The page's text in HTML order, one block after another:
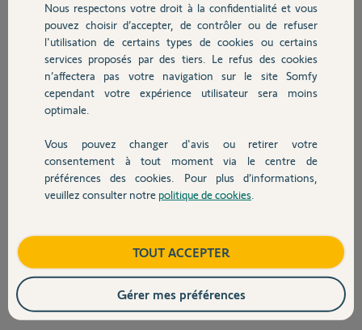
Chauffage
Autres produits
Devis avec un pro
Contact
PHILIPPE T.
il y a plus d'un an
Participer au fil de discussion
Réponses
Bonjour
le remplacer par un moteur filaire.
Jean-Luc B. il y a plus d'un an
Nous respectons votre droit à la confidentialité et vous
pouvez choisir d’accepter, de contrôler ou de refuser
l'utilisation de certains types de cookies ou certains
services proposés par des tiers. Le refus des cookies
n’affectera pas votre navigation sur le site Somfy
cependant votre expérience utilisateur sera moins
optimale.
Vous pouvez changer d'avis ou retirer votre
consentement à tout moment via le centre de
préférences des cookies. Pour plus d’informations,
veuillez consulter notre politique de cookies
TOUT ACCEPTER
Gérer mes préférences